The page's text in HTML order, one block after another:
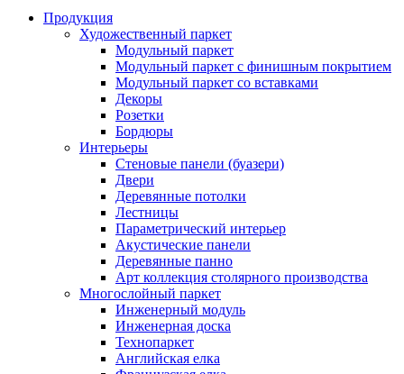
Продукция
Художественный паркет
Модульный паркет
Модульный паркет с финишным покрытием
Модульный паркет со вставками
Декоры
Розетки
Бордюры
Интерьеры
Стеновые панели (буазери)
Двери
Деревянные потолки
Лестницы
Параметрический интерьер
Акустические панели
Деревянные панно
Арт коллекция столярного производства
Многослойный паркет
Инженерный модуль
Инженерная доска
Технопаркет
Английская елка